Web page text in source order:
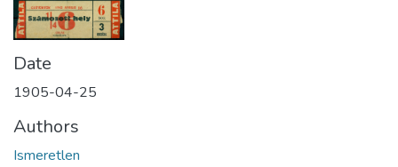
Date
1905-04-25
Authors
Ismeretlen